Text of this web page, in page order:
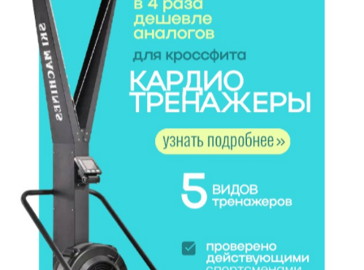
Антигрыжа - упражнение для
позвоночника
Тяга штанги сумо к подбородку
Богатырские бурпи (берпи)